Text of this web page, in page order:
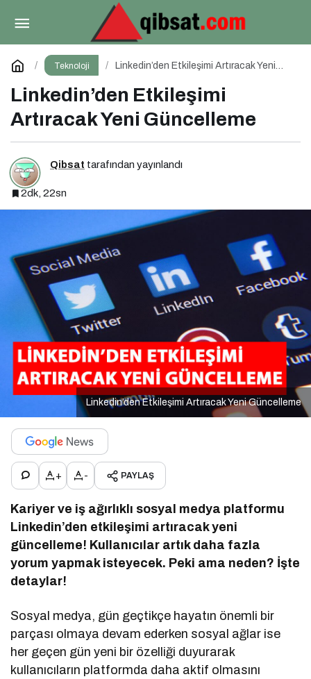
Teknoloji
Linkedin’den Etkileşimi Artıracak Yeni
Linkedin’den Etkileşimi
Artıracak Yeni Güncelleme
Qibsat tarafından yayınlandı
2dk, 22sn
Linkedin’den Etkileşimi Artıracak Yeni Güncelleme
+ - PAYLAŞ
Kariyer ve iş ağırlıklı sosyal medya platformu
Linkedin’den etkileşimi artıracak yeni
güncelleme! Kullanıcılar artık daha fazla
yorum yapmak isteyecek. Peki ama neden? İşte
detaylar!
Sosyal medya, gün geçtikçe hayatın önemli bir
parçası olmaya devam ederken sosyal ağlar ise
her geçen gün yeni bir özelliği duyurarak
kullanıcıların platformda daha aktif olmasını
PUBG: BATTLEGROUNDS’tan 1 Nisan Şakası
Yorum Yap